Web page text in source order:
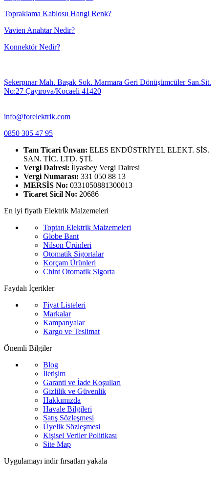
Topraklama Kablosu Hangi Renk?
Vavien Anahtar Nedir?
Konnektör Nedir?
Şekerpınar Mah. Başak Sok. Marmara Geri Dönüşümcüler San.Sit.
No:27 Çayırova/Kocaeli 41420
info@forelektrik.com
0850 305 47 95
Tam Ticari Ünvan: ELES ENDÜSTRİYEL ELEKT. SİS.
SAN. TİC. LTD. ŞTİ.
Vergi Dairesi: İlyasbey Vergi Dairesi
Vergi Numarası: 331 050 88 13
MERSİS No: 0331050881300013
Ticaret Sicil No: 20686
En iyi fiyatlı Elektrik Malzemeleri
Toptan Elektrik Malzemeleri
Globe Bant
Nilson Ürünleri
Otomatik Sigortalar
Korçam Ürünleri
Chint Otomatik Sigorta
Faydalı İçerikler
Fiyat Listeleri
Markalar
Kampanyalar
Kargo ve Teslimat
Önemli Bilgiler
Blog
İletişim
Garanti ve İade Koşulları
Gizlilik ve Güvenlik
Hakkımızda
Havale Bilgileri
Satış Sözleşmesi
Üyelik Sözleşmesi
Kişisel Veriler Politikası
Site Map
Uygulamayı indir fırsatları yakala